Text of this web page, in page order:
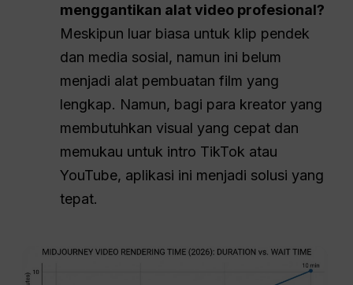
menggantikan alat video profesional?
Meskipun luar biasa untuk klip pendek
dan media sosial, namun ini belum
menjadi alat pembuatan film yang
lengkap. Namun, bagi para kreator yang
membutuhkan visual yang cepat dan
memukau untuk intro TikTok atau
YouTube, aplikasi ini menjadi solusi yang
tepat.